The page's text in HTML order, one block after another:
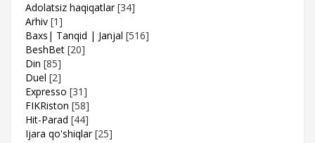
Adolatsiz haqiqatlar [34]
Arhiv [1]
Baxs| Tanqid | Janjal [516]
BeshBet [20]
Din [85]
Duel [2]
Expresso [31]
FIKRiston [58]
Hit-Parad [44]
Ijara qo'shiqlar [25]